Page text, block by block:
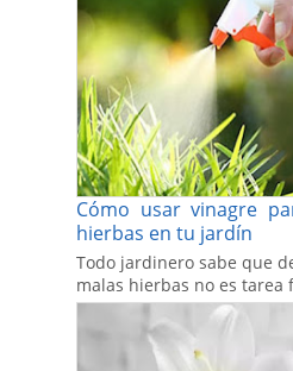
Cómo usar vinagre
hierbas en tu jardín
Todo jardinero sabe que
malas hierbas no es tarea